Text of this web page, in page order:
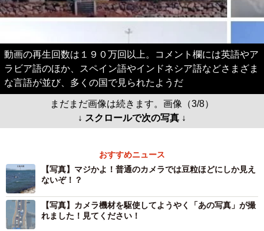
動画の再生回数は１９０万回以上。コメント欄には英語やア
ラビア語のほか、スペイン語やインドネシア語などさまざま
な言語が並び、多くの国で見られたようだ
まだまだ画像は続きます。画像（3/8）
↓ スクロールで次の写真 ↓
おすすめニュース
【写真】マジかよ！普通のカメラでは豆粒ほどにしか見え
ないぞ！？
【写真】カメラ機材を駆使してようやく「あの写真」が撮
れました！見てください！